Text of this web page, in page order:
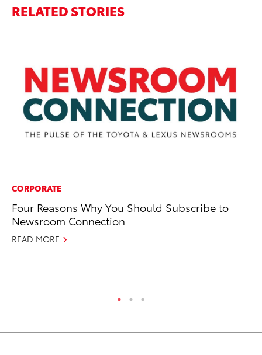
RELATED STORIES
CORPORATE
Four Reasons Why You Should Subscribe to
Newsroom Connection
READ MORE